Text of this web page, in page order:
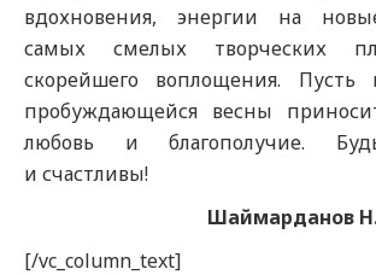
вдохновения, энергии на
самых смелых творческих
скорейшего воплощения.
пробуждающейся весны
любовь и благополучие.
и счастливы!
Шаймарданов
[/vc_column_text]